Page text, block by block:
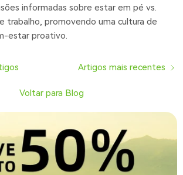
informadas sobre estar em pé vs.
trabalho, promovendo uma cultura de
estar proativo.
Voltar para Blog
Artigos mais recentes